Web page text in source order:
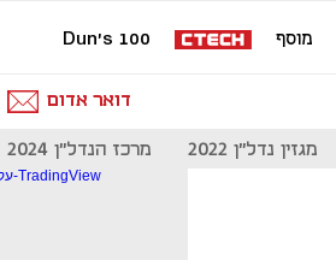
מוסף Dun's 100
דואר אדום
מגזין נדל"ן 2022 מרכז הנדל"ן 2024
עקוב אחר כל השווקים ב-TradingView